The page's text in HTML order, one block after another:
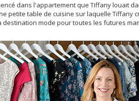
dans l'appartement que Tiffany louait
petite table de cuisine sur laquelle Tiffany
destination mode pour toutes les futures